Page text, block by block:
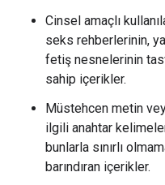
Cinsel amaçlı
seks rehberlerinin,
fetiş nesnelerinin
sahip içerikler.
Müstehcen metin
ilgili anahtar
bunlarla sınırlı
barındıran içerikler.